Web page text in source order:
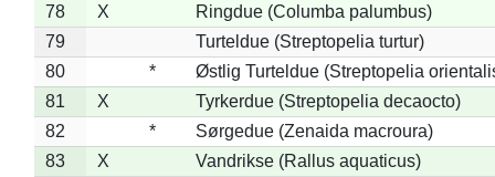
78
X
Ringdue (Columba palumbus)
79
Turteldue (Streptopelia turtur)
80
*
Østlig Turteldue (Streptopelia
81
X
Tyrkerdue (Streptopelia decaocto)
82
*
Sørgedue (Zenaida macroura)
83
X
Vandrikse (Rallus aquaticus)